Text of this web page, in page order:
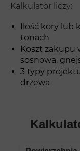
Kalkulator liczy:
Ilość kory lub
tonach
Koszt zakupu
sosnowa,
3 typy
drzewa